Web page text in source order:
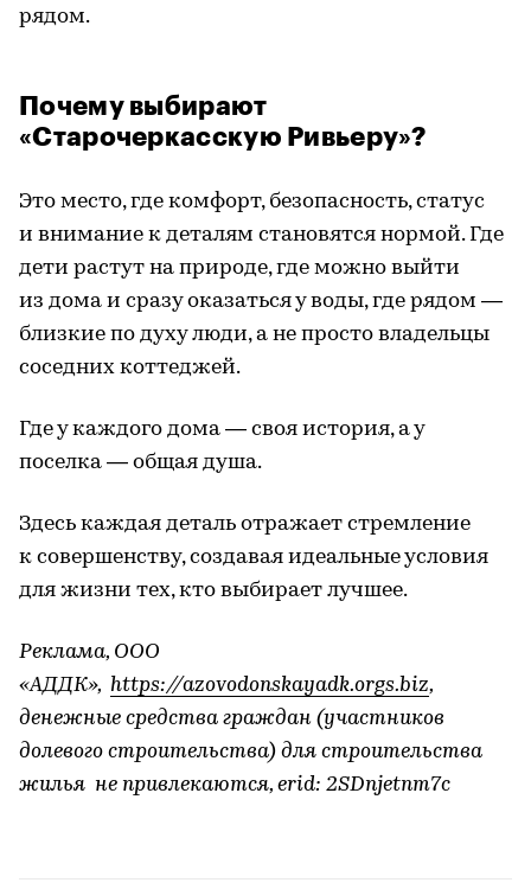
рядом.
Почему выбирают
«Старочеркасскую Ривьеру»?
Это место, где комфорт, безопасность, статус
и внимание к деталям становятся нормой. Где
дети растут на природе, где можно выйти
из дома и сразу оказаться у воды, где рядом —
близкие по духу люди, а не просто владельцы
соседних коттеджей.
Где у каждого дома — своя история, а у
поселка — общая душа.
Здесь каждая деталь отражает стремление
к совершенству, создавая идеальные условия
для жизни тех, кто выбирает лучшее.
Реклама, ООО
«АДДК», https://azovodonskayadk.orgs.biz,
денежные средства граждан (участников
долевого строительства) для строительства
жилья не привлекаются, erid: 2SDnjetnm7c